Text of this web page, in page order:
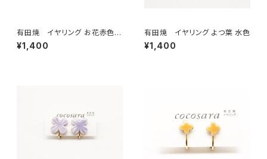
有田焼 イヤリング お花赤色
（金彩）
¥1,400
有田焼 イヤリング よつ葉 水色
¥1,400